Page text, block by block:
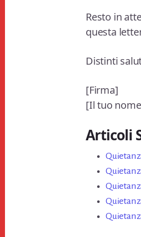
Resto in
questa
Distinti
[Firma]
[Il tuo
Articoli